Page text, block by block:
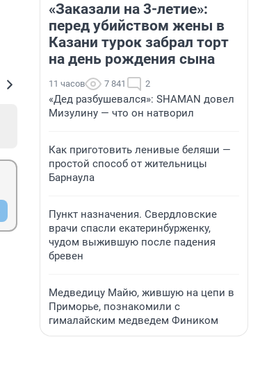
«Заказали на 3-летие»:
перед убийством жены в
Казани турок забрал торт
на день рождения сына
11 часов 7 841 2
«Дед разбушевался»: SHAMAN довел
Мизулину — что он натворил
Как приготовить ленивые беляши —
простой способ от жительницы
Барнаула
Пункт назначения. Свердловские
врачи спасли екатеринбурженку,
чудом выжившую после падения
бревен
Медведицу Майю, жившую на цепи в
Приморье, познакомили с
гималайским медведем Фиником